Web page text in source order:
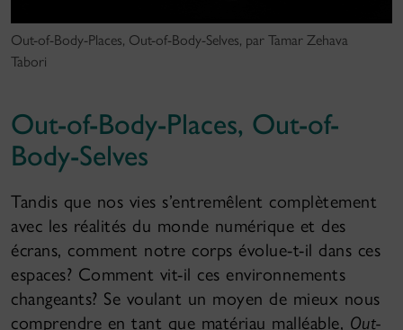
Out-of-Body-Places, Out-of-Body-Selves, par Tamar Zehava
Tabori
Out-of-Body-Places, Out-of-
Body-Selves
Tandis que nos vies s’entremêlent complètement
avec les réalités du monde numérique et des
écrans, comment notre corps évolue-t-il dans ces
espaces? Comment vit-il ces environnements
changeants? Se voulant un moyen de mieux nous
comprendre en tant que matériau malléable, Out-